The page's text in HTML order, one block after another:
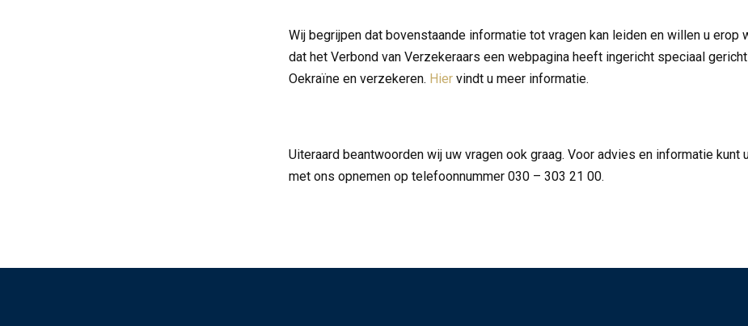
Wij begrijpen dat bovenstaande informatie tot vragen kan leiden en willen u erop
dat het Verbond van Verzekeraars een webpagina heeft ingericht speciaal
Oekraïne en verzekeren. Hier vindt u meer informatie.
Uiteraard beantwoorden wij uw vragen ook graag. Voor advies en informatie kunt
met ons opnemen op telefoonnummer 030 – 303 21 00.